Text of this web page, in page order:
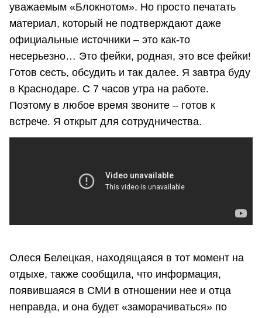
уважаемым «Блокнотом». Но просто печатать
материал, который не подтверждают даже
официальные источники – это как-то
несерьезно… Это фейки, родная, это все фейки!
Готов сесть, обсудить и так далее. Я завтра буду
в Краснодаре. С 7 часов утра на работе.
Поэтому в любое время звоните – готов к
встрече. Я открыт для сотрудничества.
Олеся Белецкая, находящаяся в тот момент на
отдыхе, также сообщила, что информация,
появившаяся в СМИ в отношении нее и отца
неправда, и она будет «заморачиваться» по